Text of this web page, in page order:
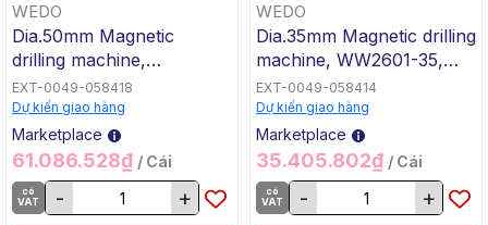
WEDO
Dia.50mm Magnetic
drilling machine,
WW2601-50, 1500W,
WEDO, Steel
EXT-0049-058418
Dự kiến giao hàng
Marketplace
61.086.528₫ / Cái
có
VAT
- +
WEDO
Dia.35mm Magnetic drilling
machine, WW2601-35,
1100W, WEDO, Steel
EXT-0049-058414
Dự kiến giao hàng
Marketplace
35.405.802₫ / Cái
có
VAT
- +